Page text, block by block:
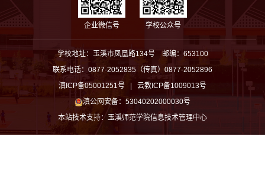
企业微信号 学校公众号
学校地址：玉溪市凤凰路134号 邮编：653100
联系电话：0877-2052835（传真）0877-2052896
滇ICP备05001251号 | 云教ICP备1009013号
滇公网安备：53040202000030号
本站技术支持： 玉溪师范学院信息技术管理中心